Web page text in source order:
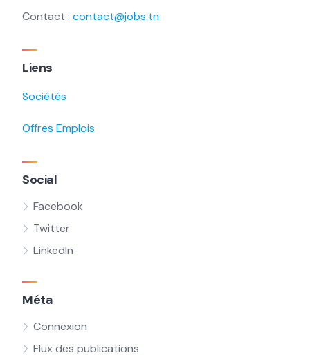
Contact : contact@jobs.tn
Liens
Sociétés
Offres Emplois
Social
Facebook
Twitter
LinkedIn
Méta
Connexion
Flux des publications